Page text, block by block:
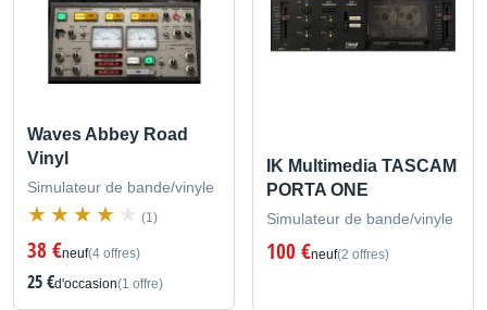
Waves Abbey Road
Vinyl
Simulateur de bande/vinyle
(1)
38 €neuf(4 offres)
25 €d'occasion(1 offre)
IK Multimedia TASCAM
PORTA ONE
Simulateur de bande/vinyle
100 €neuf(2 offres)